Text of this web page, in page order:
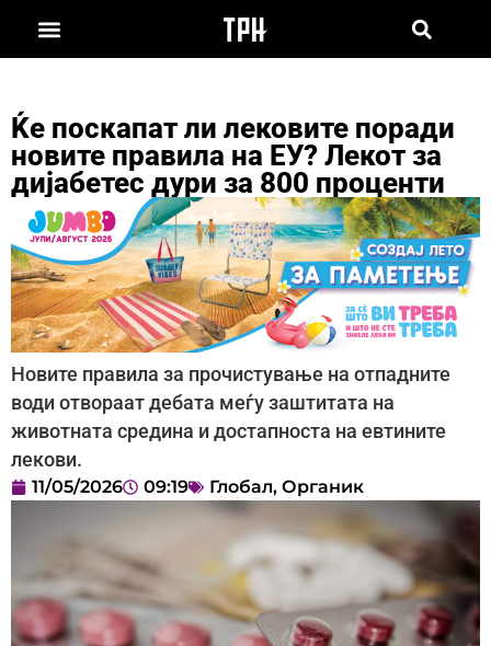
Ќе поскапат ли лековите поради
новите правила на ЕУ? Лекот за
дијабетес дури за 800 проценти
Новите правила за прочистување на отпадните
води отвораат дебата меѓу заштитата на
животната средина и достапноста на евтините
лекови.
11/05/2026 09:19 Глобал, Органик